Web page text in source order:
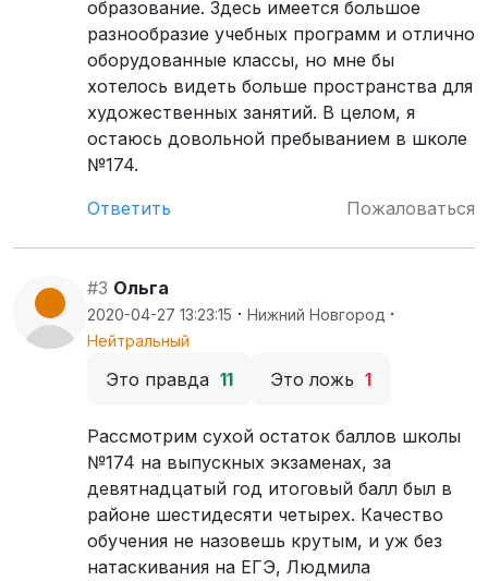
образование. Здесь имеется большое
разнообразие учебных программ и отлично
оборудованные классы, но мне бы
хотелось видеть больше пространства для
художественных занятий. В целом, я
остаюсь довольной пребыванием в школе
№174.
Ответить
Пожаловаться
#3 Ольга
2020-04-27 13:23:15 · Нижний Новгород ·
Нейтральный
Это правда 11 Это ложь 1
Рассмотрим сухой остаток баллов школы
№174 на выпускных экзаменах, за
девятнадцатый год итоговый балл был в
районе шестидесяти четырех. Качество
обучения не назовешь крутым, и уж без
натаскивания на ЕГЭ, Людмила